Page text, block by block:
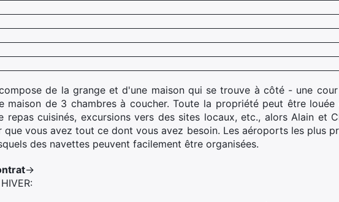
de la grange et d'une maison qui se trouve à côté - une
maison de 3 chambres à coucher. Toute la propriété peut être
repas cuisinés, excursions vers des sites locaux, etc., alors Alain et
que vous avez tout ce dont vous avez besoin. Les aéroports les plus
des navettes peuvent facilement être organisées.
->